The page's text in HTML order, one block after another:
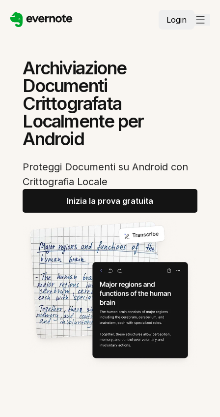
Login
Archiviazione
Documenti
Crittografata
Localmente per
Android
Proteggi Documenti su Android con
Crittografia Locale
Inizia la prova gratuita